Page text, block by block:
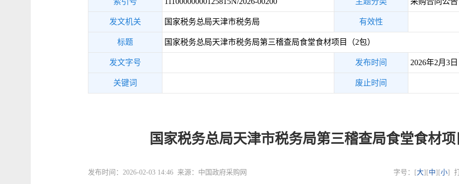
发文机关 国家税务总局天津市税务局 有效性
标题 国家税务总局天津市税务局第三稽查局食堂食材项目（2包）
发文字号 发布时间 2026年2月3日
关键词 废止时间
国家税务总局天津市税务局第三稽查局食堂食材项
发布时间：2026-02-03 14:46 来源：中国政府采购网 字号：[大][中][小]